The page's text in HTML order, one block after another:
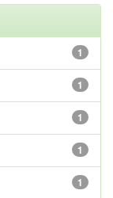
1
1
1
1
1